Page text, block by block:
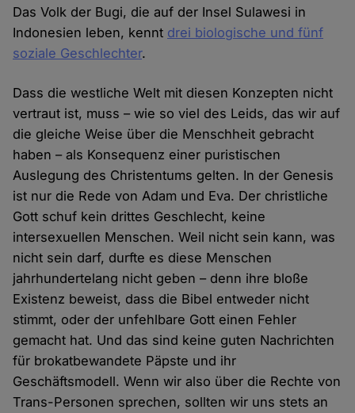
Das Volk der Bugi, die auf der Insel Sulawesi in
Indonesien leben, kennt drei biologische und fünf
soziale Geschlechter.
Dass die westliche Welt mit diesen Konzepten nicht
vertraut ist, muss – wie so viel des Leids, das wir auf
die gleiche Weise über die Menschheit gebracht
haben – als Konsequenz einer puristischen
Auslegung des Christentums gelten. In der Genesis
ist nur die Rede von Adam und Eva. Der christliche
Gott schuf kein drittes Geschlecht, keine
intersexuellen Menschen. Weil nicht sein kann, was
nicht sein darf, durfte es diese Menschen
jahrhundertelang nicht geben – denn ihre bloße
Existenz beweist, dass die Bibel entweder nicht
stimmt, oder der unfehlbare Gott einen Fehler
gemacht hat. Und das sind keine guten Nachrichten
für brokatbewandete Päpste und ihr
Geschäftsmodell. Wenn wir also über die Rechte von
Trans-Personen sprechen, sollten wir uns stets an